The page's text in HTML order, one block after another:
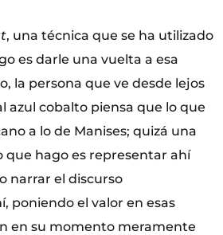
, una técnica que se ha utilizado
es darle una vuelta a esa
la persona que ve desde lejos
azul cobalto piensa que lo que
a lo de Manises; quizá una
que hago es representar ahí
narrar el discurso
poniendo el valor en esas
en su momento meramente